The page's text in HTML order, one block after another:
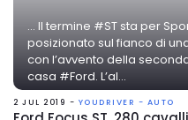
... Il termine #ST sta per
posizionato sul fianco di
con l’avvento della
casa #Ford. L’al...
2 JUL 2019 - YOUDRIVER - AUTO